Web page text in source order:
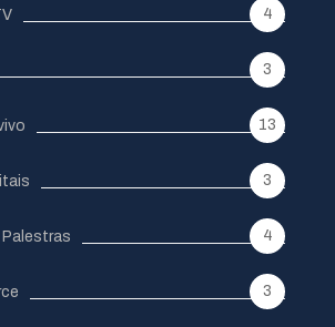
4
3
13
3
Palestras 4
3